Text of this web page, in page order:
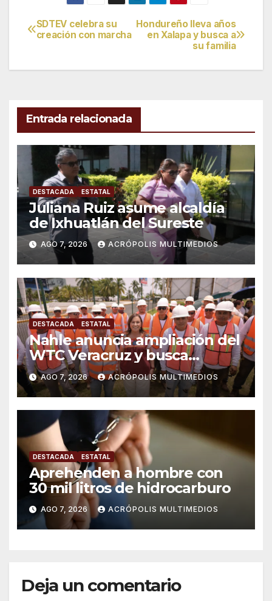
Navegación Hondureño lleva años
en Xalapa y busca a
su familia
SDTEV celebra su
creación con marcha
Entrada relacionada
DESTACADA ESTATAL
Juliana Ruiz asume alcaldía
de Ixhuatlán del Sureste
AGO 7, 2026 ACRÓPOLIS MULTIMEDIOS
DESTACADA ESTATAL
Nahle anuncia ampliación del
WTC Veracruz y busca
solución para ingenio en crisis
AGO 7, 2026 ACRÓPOLIS MULTIMEDIOS
DESTACADA ESTATAL
Aprehenden a hombre con
30 mil litros de hidrocarburo
AGO 7, 2026 ACRÓPOLIS MULTIMEDIOS
Deja un comentario